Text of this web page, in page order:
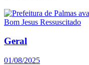
Geral
01/08/2025